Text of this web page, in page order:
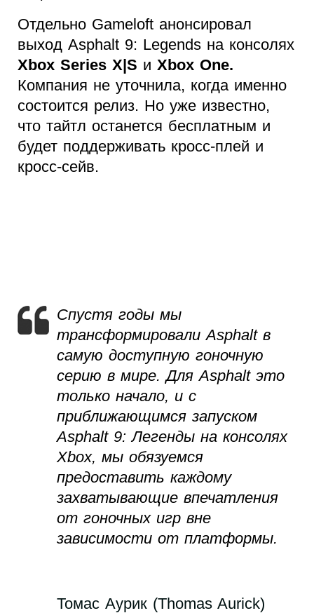
Отдельно Gameloft анонсировал
выход Asphalt 9: Legends на консолях
Xbox Series X|S и Xbox One.
Компания не уточнила, когда именно
состоится релиз. Но уже известно,
что тайтл останется бесплатным и
будет поддерживать кросс-плей и
кросс-сейв.
Спустя годы мы
трансформировали Asphalt в
самую доступную гоночную
серию в мире. Для Asphalt это
только начало, и с
приближающимся запуском
Asphalt 9: Легенды на консолях
Xbox, мы обязуемся
предоставить каждому
захватывающие впечатления
от гоночных игр вне
зависимости от платформы.
Томас Аурик (Thomas Aurick)